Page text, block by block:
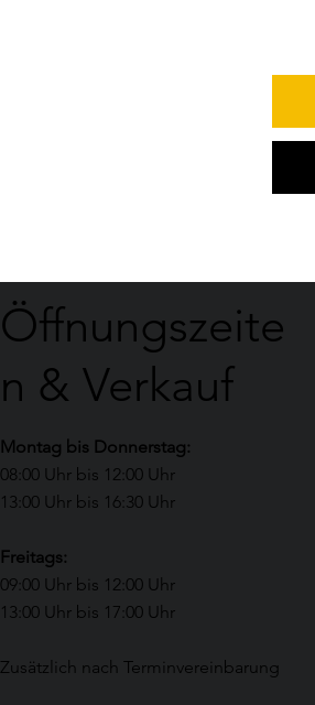
Öffnungszeite
n & Verkauf
Montag bis Donnerstag:
08:00 Uhr bis 12:00 Uhr
13:00 Uhr bis 16:30 Uhr​
Freitags:
09:00 Uhr bis 12:00 Uhr
13:00 Uhr bis 17:00 Uhr​
Zusätzlich nach Terminvereinbarung